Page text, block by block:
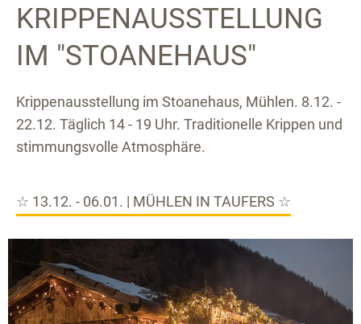
RIPPENAUSSTELLUNG I
M "STOANEHAUS"
Krippenausstellung im Stoanehaus, Mühlen. 8.12. -
22.12. Täglich 14 - 19 Uhr. Traditionelle Krippen und
stimmungsvolle Atmosphäre.
☆ 13.12. - 06.01. | MÜHLEN IN TAUFERS ☆